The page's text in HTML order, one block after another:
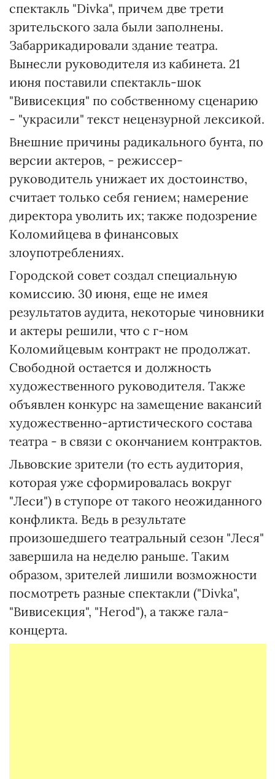
спектакль "Divka", причем две трети
зрительского зала были заполнены.
Забаррикадировали здание театра.
Вынесли руководителя из кабинета. 21
июня поставили спектакль-шок
"Вивисекция" по собственному сценарию
- "украсили" текст нецензурной лексикой.
Внешние причины радикального бунта, по
версии актеров, - режиссер-
руководитель унижает их достоинство,
считает только себя гением; намерение
директора уволить их; также подозрение
Коломийцева в финансовых
злоупотреблениях.
Городской совет создал специальную
комиссию. 30 июня, еще не имея
результатов аудита, некоторые чиновники
и актеры решили, что с г-ном
Коломийцевым контракт не продолжат.
Свободной остается и должность
художественного руководителя. Также
объявлен конкурс на замещение вакансий
художественно-артистического состава
театра - в связи с окончанием контрактов.
Львовские зрители (то есть аудитория,
которая уже сформировалась вокруг
"Леси") в ступоре от такого неожиданного
конфликта. Ведь в результате
произошедшего театральный сезон "Леся"
завершила на неделю раньше. Таким
образом, зрителей лишили возможности
посмотреть разные спектакли ("Divka",
"Вивисекция", "Herod"), а также гала-
концерта.